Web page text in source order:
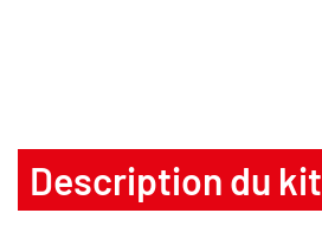
Description du kit